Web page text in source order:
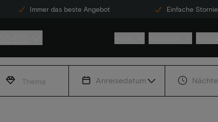
Immer das beste Angebot Einfache
Thema Anreisedatum Nächte